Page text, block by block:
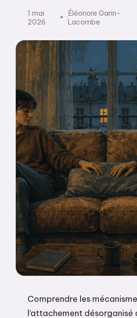
1 mai
2026
·Éléonore Garin-
Lacombe
Comprendre les
l’attachement désorganisé